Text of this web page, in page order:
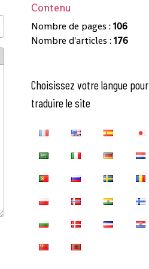
Contenu
Nombre de pages :106
Nombre d'articles :176
Choisissez votre langue pour
traduire le site